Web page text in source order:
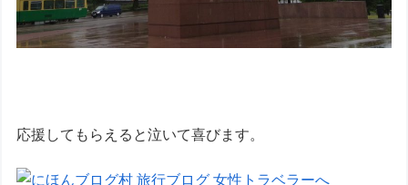
応援してもらえると泣いて喜びます。